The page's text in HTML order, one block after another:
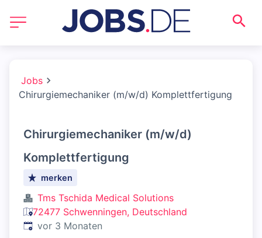
Jobs
Chirurgiemechaniker (m/w/d) Komplettfertigung
Chirurgiemechaniker (m/w/d)
Komplettfertigung
merken
Tms Tschida Medical Solutions
72477 Schwenningen, Deutschland
Veröffentlicht:
vor 3 Monaten